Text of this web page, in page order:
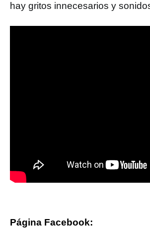
hay gritos innecesarios y
Página Facebook: